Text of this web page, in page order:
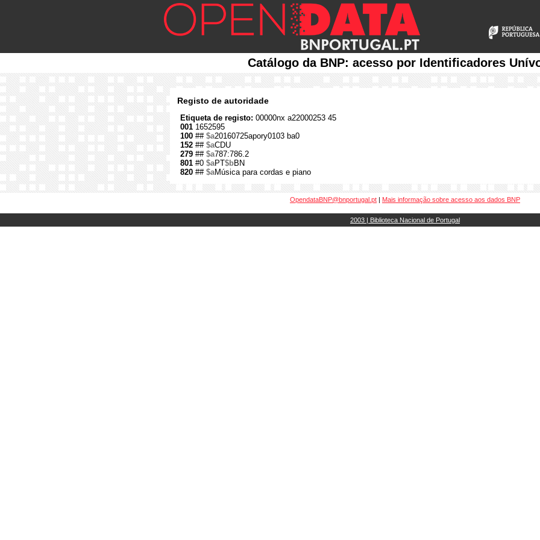
Catálogo da BNP: acesso por Identificadores
Registo de autoridade
Etiqueta de registo: 00000nx a22000253 45
001 1652595
100 ## $a20160725apory0103 ba0
152 ## $aCDU
279 ## $a787:786.2
801 #0 $aPT$bBN
820 ## $aMúsica para cordas e piano
OpendataBNP@bnportugal.pt | Mais informação sobre acesso aos dados BNP
2003 | Biblioteca Nacional de Portugal